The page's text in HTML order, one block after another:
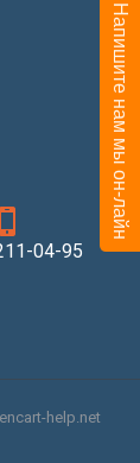
04-95
help.net
Напишите нам мы он-лайн